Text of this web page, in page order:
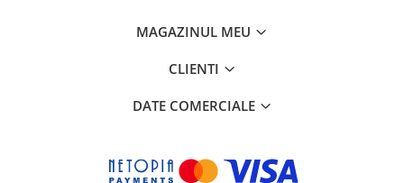
MAGAZINUL MEU
CLIENTI
DATE COMERCIALE